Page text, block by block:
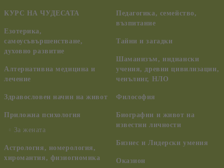
КУРС НА ЧУДЕСАТА
Езотерика,
самоусъвършенстване,
духовно развитие
Алтернативна медицина и
лечение
Здравословен начин на живот
Приложна психология
За жената
Астрология, номерология,
хиромантия, физиогномика
Педагогика, семейство,
възпитание
Тайни и загадки
Шаманизъм, индиански
учения, древни цивилизации,
ченълинг, НЛО
Философия
Биографии и живот на
известни личности
Бизнес и Лидерски умения
Оказион